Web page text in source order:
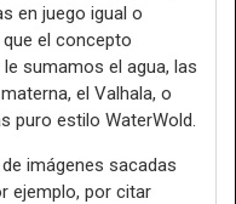
en juego igual o
el concepto
sumamos el agua, las
el Valhala, o
puro estilo WaterWold.
imágenes sacadas
ejemplo, por citar